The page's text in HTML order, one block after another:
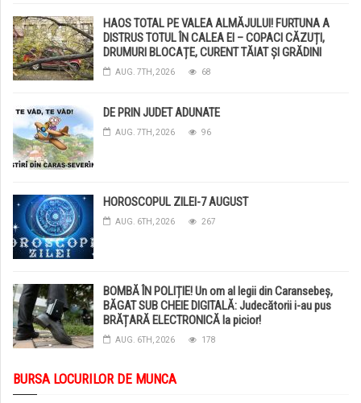
HAOS TOTAL PE VALEA ALMĂJULUI! FURTUNA A
DISTRUS TOTUL ÎN CALEA EI – COPACI CĂZUȚI,
DRUMURI BLOCAȚE, CURENT TĂIAT ȘI GRĂDINI
DISTRUSE DE GRINDINĂ!
AUG. 7TH, 2026 68
DE PRIN JUDET ADUNATE
AUG. 7TH, 2026 96
HOROSCOPUL ZILEI-7 AUGUST
AUG. 6TH, 2026 267
BOMBĂ ÎN POLIȚIE! Un om al legii din Caransebeș,
BĂGAT SUB CHEIE DIGITALĂ: Judecătorii i-au pus
BRĂȚARĂ ELECTRONICĂ la picior!
AUG. 6TH, 2026 178
BURSA LOCURILOR DE MUNCA